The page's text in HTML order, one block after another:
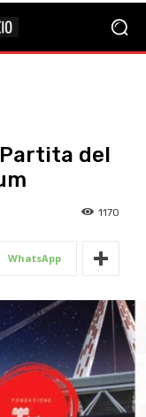
del
1170
WhatsApp